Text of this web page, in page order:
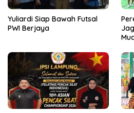
Yuliardi Siap Bawah Futsal
PWI Berjaya